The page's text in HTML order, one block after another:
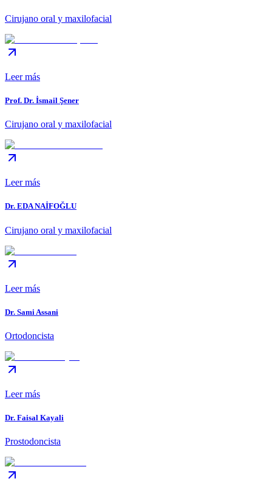
Cirujano oral y maxilofacial
Leer más
Prof. Dr. İsmail Şener
Cirujano oral y maxilofacial
Leer más
Dr. EDA NAİFOĞLU
Cirujano oral y maxilofacial
Leer más
Dr. Sami Assani
Ortodoncista
Leer más
Dr. Faisal Kayali
Prostodoncista